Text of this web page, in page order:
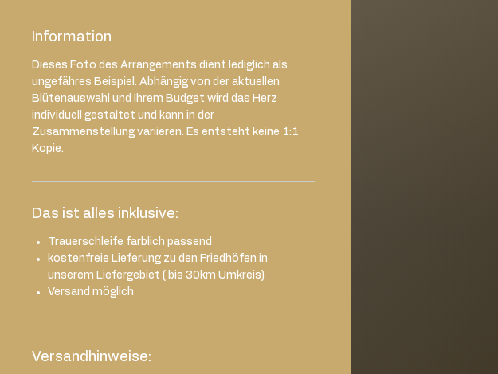
Information
Dieses Foto des Arrangements dient lediglich als
ungefähres Beispiel. Abhängig von der aktuellen
Blütenauswahl und Ihrem Budget wird das Herz
individuell gestaltet und kann in der
Zusammenstellung variieren. Es entsteht keine 1:1
Kopie.
Das ist alles inklusive:
Trauerschleife farblich passend
kostenfreie Lieferung zu den Friedhöfen in
unserem Liefergebiet ( bis 30km Umkreis)
Versand möglich
Versandhinweise: